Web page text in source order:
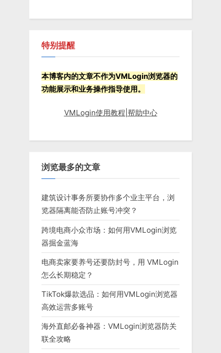
特别提醒
本博客内的文章不作为VMLogin浏览器的
功能展示和业务操作指导使用。
VMLogin使用教程|帮助中心
浏览最多的文章
建筑设计事务所要协作多个业主平台，浏
览器隔离能否防止账号冲突？
跨境电商小众市场：如何用VMLogin浏览
器掘金蓝海
电商卖家要养号还要防封号，用 VMLogin
怎么长期稳定？
TikTok爆款选品：如何用VMLogin浏览器
高效运营多账号
海外直邮必备神器：VMLogin浏览器防关
联全攻略